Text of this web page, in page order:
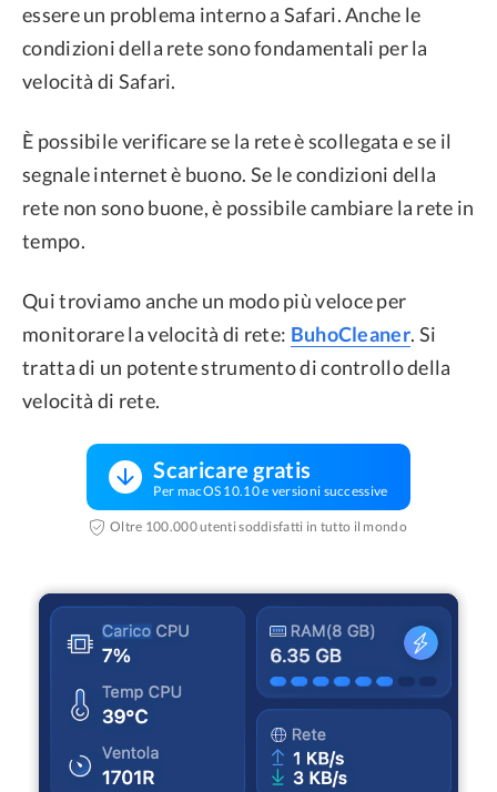
essere un problema interno a Safari. Anche le
condizioni della rete sono fondamentali per la
velocità di Safari.
È possibile verificare se la rete è scollegata e se il
segnale internet è buono. Se le condizioni della
rete non sono buone, è possibile cambiare la rete in
tempo.
Qui troviamo anche un modo più veloce per
monitorare la velocità di rete: BuhoCleaner. Si
tratta di un potente strumento di controllo della
velocità di rete.
Scaricare gratis
Per macOS 10.10 e versioni successive
Oltre 100.000 utenti soddisfatti in tutto il mondo